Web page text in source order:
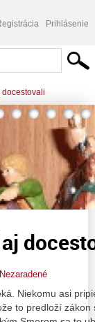
Prihlásenie
docestovali
Nezaradené
Niekomu asi
to predloží